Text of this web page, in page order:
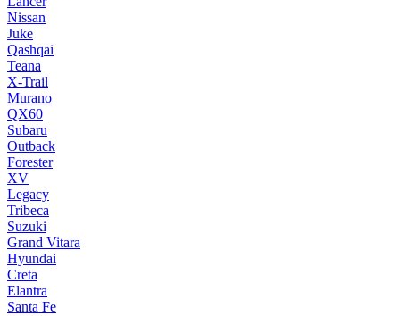
Nissan
Juke
Qashqai
Teana
X-Trail
Murano
QX60
Subaru
Outback
Forester
XV
Legacy
Tribeca
Suzuki
Grand Vitara
Hyundai
Creta
Elantra
Santa Fe